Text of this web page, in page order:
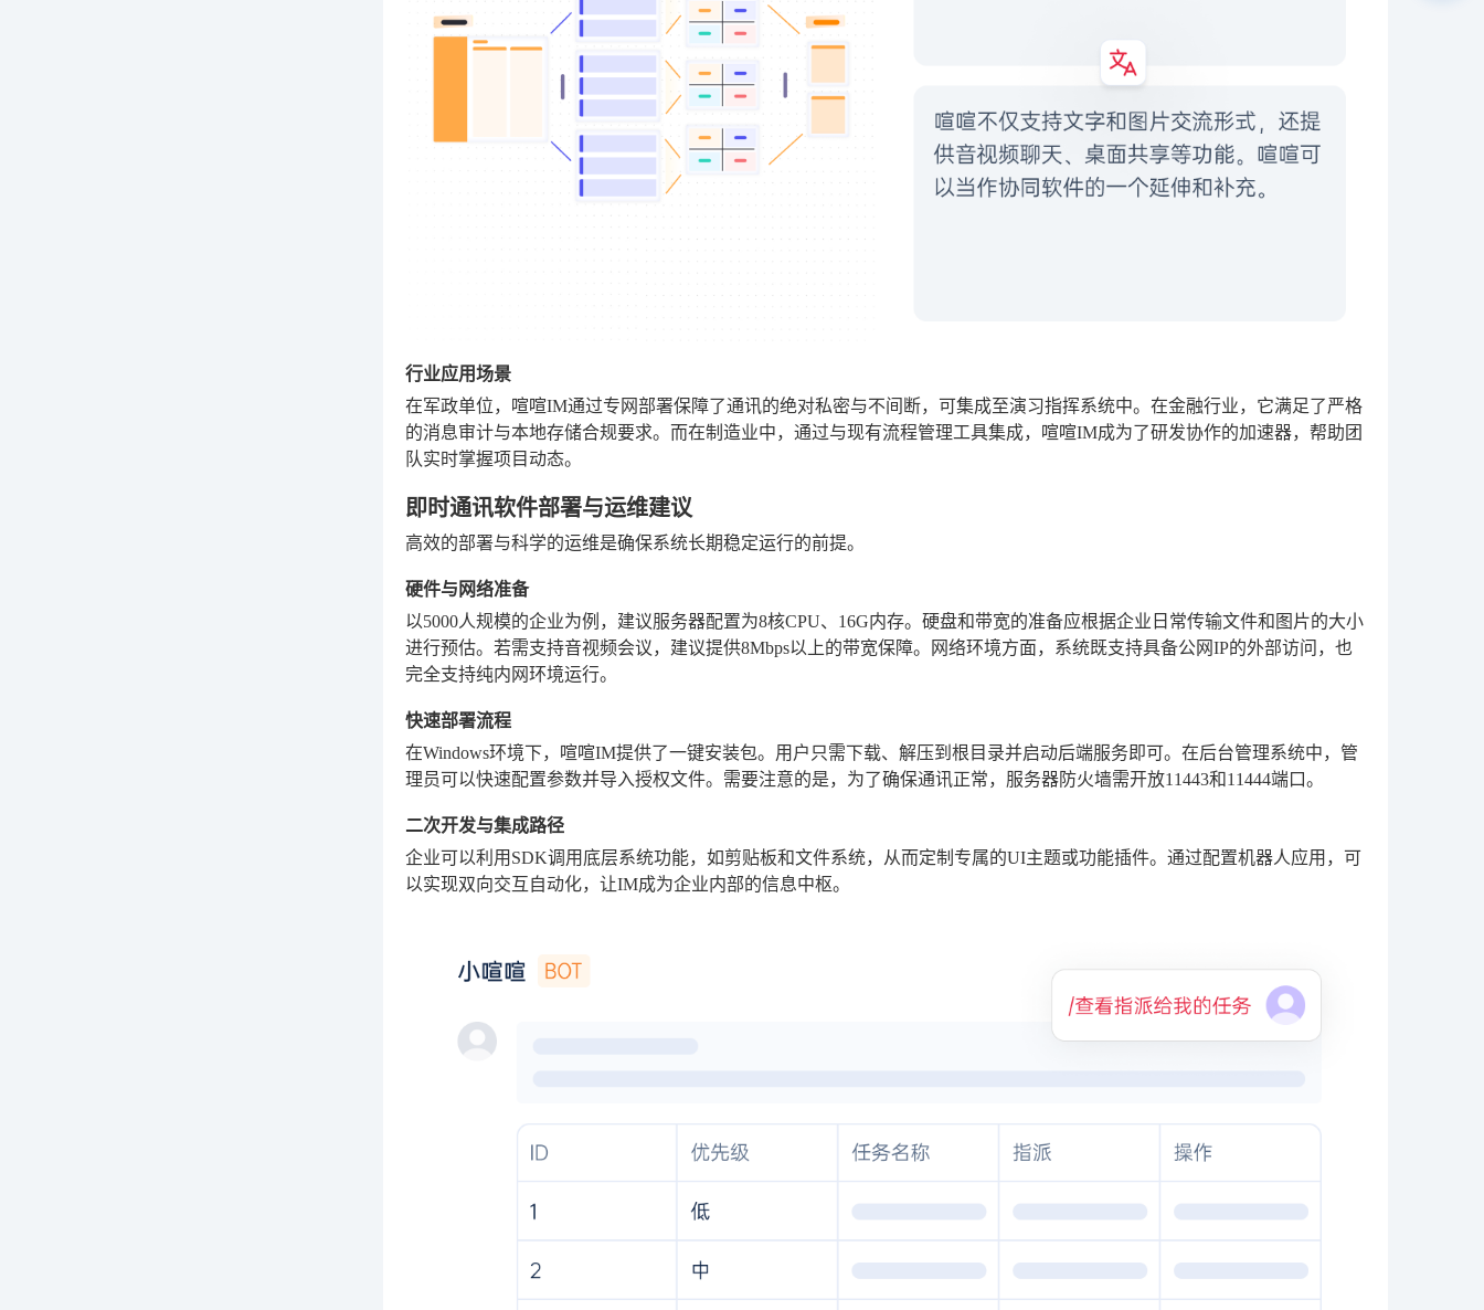
行业应用场景
在军政单位，喧喧IM通过专网部署保障了通讯的绝对私密与不间断，可集成至演习指挥系统中。在金融行业，它满足了严格
的消息审计与本地存储合规要求。而在制造业中，通过与现有流程管理工具集成，喧喧IM成为了研发协作的加速器，帮助团
队实时掌握项目动态。
即时通讯软件部署与运维建议
高效的部署与科学的运维是确保系统长期稳定运行的前提。
硬件与网络准备
以5000人规模的企业为例，建议服务器配置为8核CPU、16G内存。硬盘和带宽的准备应根据企业日常传输文件和图片的大小
进行预估。若需支持音视频会议，建议提供8Mbps以上的带宽保障。网络环境方面，系统既支持具备公网IP的外部访问，也
完全支持纯内网环境运行。
快速部署流程
在Windows环境下，喧喧IM提供了一键安装包。用户只需下载、解压到根目录并启动后端服务即可。在后台管理系统中，管
理员可以快速配置参数并导入授权文件。需要注意的是，为了确保通讯正常，服务器防火墙需开放11443和11444端口。
二次开发与集成路径
企业可以利用SDK调用底层系统功能，如剪贴板和文件系统，从而定制专属的UI主题或功能插件。通过配置机器人应用，可
以实现双向交互自动化，让IM成为企业内部的信息中枢。